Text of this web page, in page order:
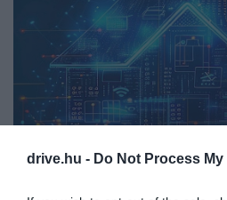
drive.hu - Do Not Process